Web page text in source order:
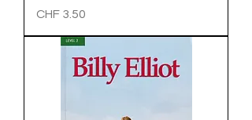
Preis
CHF 3.50